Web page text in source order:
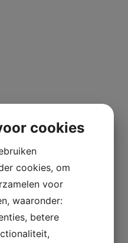
cookies
cookies, om
voor
waaronder:
betere